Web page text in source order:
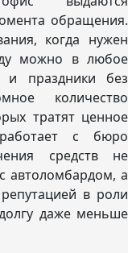
обращения.
когда нужен
можно в любое
праздники без
количество
тратят ценное
с бюро
средств не
автоломбардом, а
в роли
даже меньше